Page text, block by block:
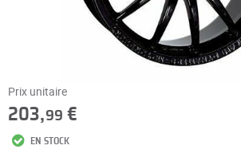
Prix unitaire
203,99 €
EN STOCK